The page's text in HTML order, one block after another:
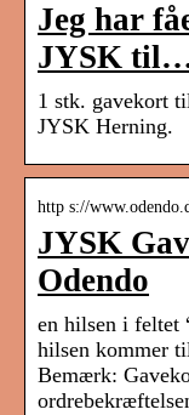
Jeg har
JYSK
1 stk. gavekort
JYSK Herning.
http s://
JYSK
Odendo
en hilsen i feltet
hilsen kommer
Bemærk: